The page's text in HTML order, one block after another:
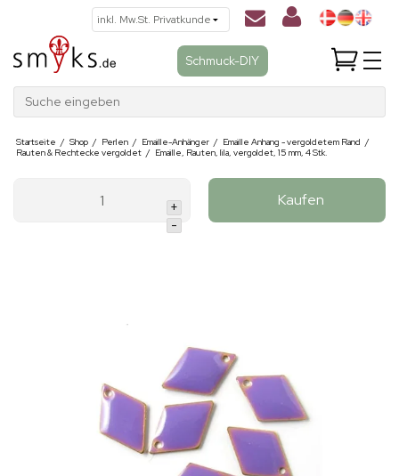
Schmuck-DIY
Suche eingeben
Startseite / Shop / Perlen / Emaille-Anhänger / Emaille Anhang - vergoldetem Rand /
Rauten & Rechtecke vergoldet / Emaille, Rauten, lila, vergoldet, 15 mm, 4 Stk.
+
-
Kaufen